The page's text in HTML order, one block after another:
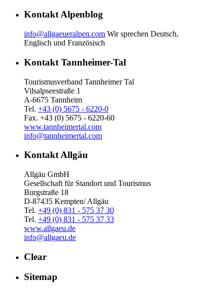
Kontakt Alpenblog
info@allgaeueralpen.com Wir sprechen Deutsch,
Englisch und Französisch
Kontakt Tannheimer-Tal
Tourismusverband Tannheimer Tal
Vilsalpseestraße 1
A-6675 Tannheim
Tel. +43 (0) 5675 - 6220-0
Fax. +43 (0) 5675 - 6220-60
www.tannheimertal.com
info@tannheimertal.com
Kontakt Allgäu
Allgäu GmbH
Gesellschaft für Standort und Tourismus
Burgstraße 18
D-87435 Kempten/ Allgäu
Tel. +49 (0) 831 - 575 37 30
Tel. +49 (0) 831 - 575 37 33
www.allgaeu.de
info@allgaeu.de
Clear
Sitemap